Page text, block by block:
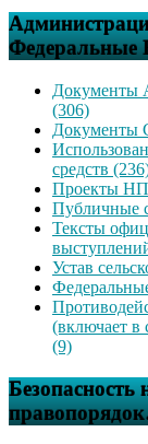
Документы
(306)
Документы
средств
Проекты
Публичные
Тексты
Устав
(включает в
(9)
Безопасность